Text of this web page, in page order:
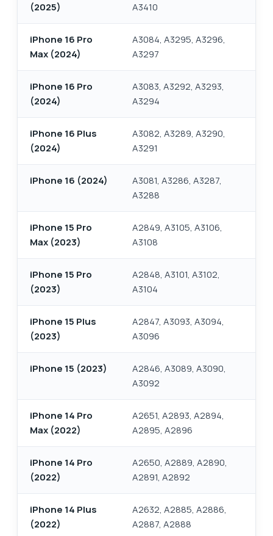
(2025)
A3410
iPhone 16 Pro
Max (2024)
A3084, A3295, A3296,
A3297
iPhone 16 Pro
(2024)
A3083, A3292, A3293,
A3294
iPhone 16 Plus
(2024)
A3082, A3289, A3290,
A3291
iPhone 16 (2024)
A3081, A3286, A3287,
A3288
iPhone 15 Pro
Max (2023)
A2849, A3105, A3106,
A3108
iPhone 15 Pro
(2023)
A2848, A3101, A3102,
A3104
iPhone 15 Plus
(2023)
A2847, A3093, A3094,
A3096
iPhone 15 (2023)
A2846, A3089, A3090,
A3092
iPhone 14 Pro
Max (2022)
A2651, A2893, A2894,
A2895, A2896
iPhone 14 Pro
(2022)
A2650, A2889, A2890,
A2891, A2892
iPhone 14 Plus
(2022)
A2632, A2885, A2886,
A2887, A2888